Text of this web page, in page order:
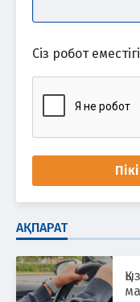
Сіз робот
АҚПАРАТ